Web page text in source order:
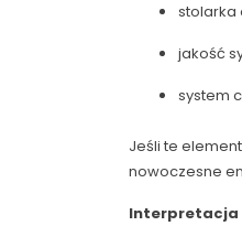
stolarka
jakość
system
Jeśli te
nowoczesne
Interpretacja